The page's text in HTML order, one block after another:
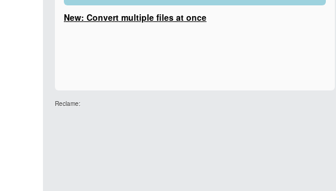
New: Convert multiple files at once
Reclame: